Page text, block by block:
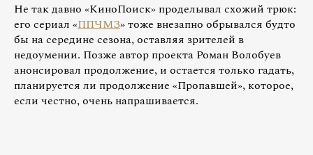
Не так давно «КиноПоиск» проделывал схожий трюк:
его сериал «ППЧМЗ» тоже внезапно обрывался будто
бы на середине сезона, оставляя зрителей в
недоумении. Позже автор проекта Роман Волобуев
анонсировал продолжение, и остается только гадать,
планируется ли продолжение «Пропавшей», которое,
если честно, очень напрашивается.